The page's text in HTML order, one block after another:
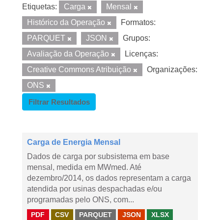
Etiquetas: Carga
Mensal
Histórico da Operação
Formatos:
PARQUET
JSON
Grupos:
Avaliação da Operação
Licenças:
Creative Commons Atribuição
Organizações:
ONS
Filtrar Resultados
Carga de Energia Mensal
Dados de carga por subsistema em base
mensal, medida em MWmed. Até
dezembro/2014, os dados representam a carga
atendida por usinas despachadas e/ou
programadas pelo ONS, com...
PDF CSV PARQUET JSON XLSX